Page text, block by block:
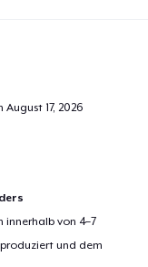
August 17, 2026
innerhalb von 4–7
und dem